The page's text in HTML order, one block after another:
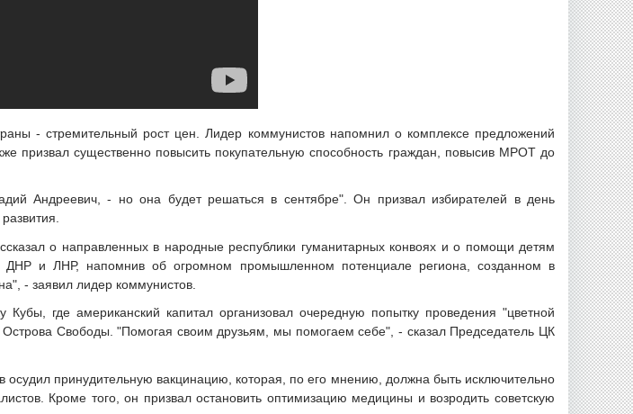
- стремительный рост цен. Лидер коммунистов напомнил о комплексе предложений
призвал существенно повысить покупательную способность граждан, повысив МРОТ до
Андреевич, - но она будет решаться в сентябре". Он призвал избирателей в день
о направленных в народные республики гуманитарных конвоях и о помощи детям
ДНР и ЛНР, напомнив об огромном промышленном потенциале региона, созданном в
- заявил лидер коммунистов.
где американский капитал организовал очередную попытку проведения "цветной
Свободы. "Помогая своим друзьям, мы помогаем себе", - сказал Председатель ЦК
осудил принудительную вакцинацию, которая, по его мнению, должна быть исключительно
Кроме того, он призвал остановить оптимизацию медицины и возродить советскую